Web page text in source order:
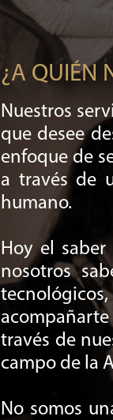
¿A QUIÉN
Nuestros
que desee
enfoque de
a través de
humano.
Hoy el
nosotros
acompañarte
través de
campo de la
No somos